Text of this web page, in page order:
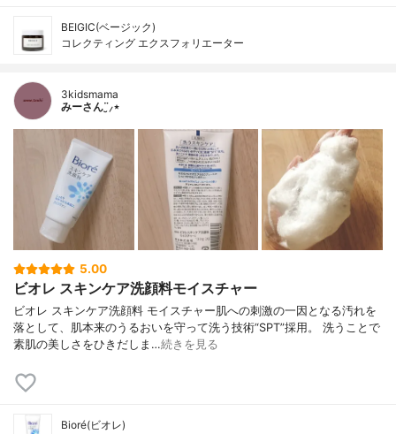
BEIGIC(ベージック)
コレクティング エクスフォリエーター
3kidsmama
みーさん¨̮⸝⋆
5.00
ビオレ スキンケア洗顔料モイスチャー
ビオレ スキンケア洗顔料 モイスチャー肌への刺激の一因となる汚れを
落として、肌本来のうるおいを守って洗う技術“SPT”採用。 洗うことで
素肌の美しさをひきだしま…続きを見る
Bioré(ビオレ)